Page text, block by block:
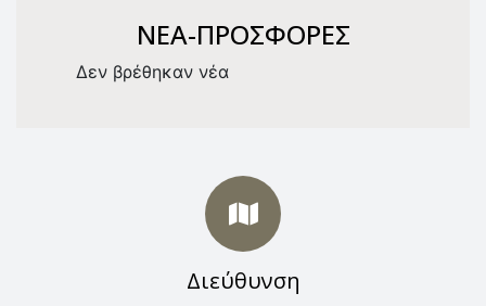
NEA-ΠΡΟΣΦΟΡΕΣ
Δεν βρέθηκαν νέα
Διεύθυνση